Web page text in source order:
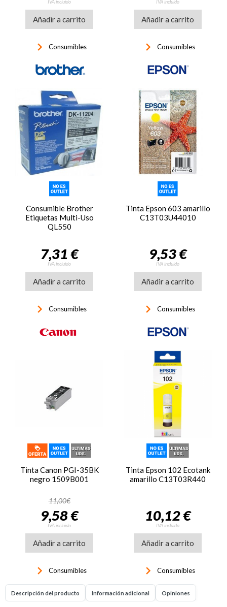
IVA incluido
Añadir a carrito
keyboard_arrow_right Consumibles
IVA incluido
Añadir a carrito
keyboard_arrow_right Consumibles
Consumible Brother
Etiquetas Multi-Uso
QL550
7,31 €
IVA incluido
Añadir a carrito
keyboard_arrow_right Consumibles
Tinta Epson 603 amarillo
C13T03U44010
9,53 €
IVA incluido
Añadir a carrito
keyboard_arrow_right Consumibles
Tinta Canon PGI-35BK
negro 1509B001
11,00€
9,58 €
IVA incluido
Añadir a carrito
keyboard_arrow_right Consumibles
Tinta Epson 102 Ecotank
amarillo C13T03R440
10,12 €
IVA incluido
Añadir a carrito
keyboard_arrow_right Consumibles
Descripción del producto Información adicional Opiniones